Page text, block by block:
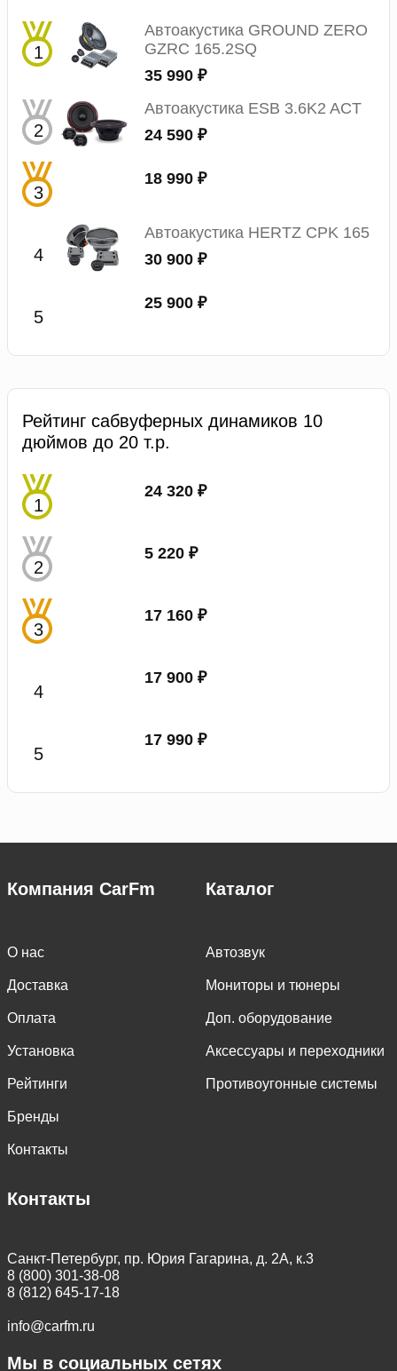
Автоакустика GROUND ZERO
GZRC 165.2SQ
35 990 ₽
Автоакустика ESB 3.6K2 ACT
24 590 ₽
18 990 ₽
Автоакустика HERTZ CPK 165
30 900 ₽
25 900 ₽
Рейтинг сабвуферных динамиков 10
дюймов до 20 т.р.
24 320 ₽
5 220 ₽
17 160 ₽
17 900 ₽
17 990 ₽
Компания CarFm
О нас
Доставка
Оплата
Установка
Рейтинги
Бренды
Контакты
Каталог
Автозвук
Мониторы и тюнеры
Доп. оборудование
Аксессуары и переходники
Противоугонные системы
Контакты
Санкт-Петербург, пр. Юрия Гагарина, д. 2А, к.3
8 (800) 301-38-08
8 (812) 645-17-18
info@carfm.ru
Мы в социальных сетях